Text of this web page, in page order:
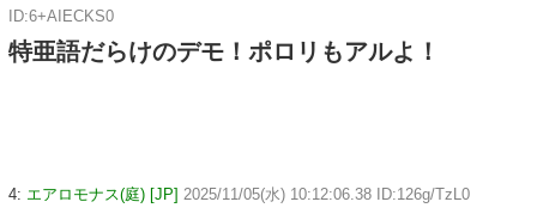
ID:6+AIECKS0
特亜語だらけのデモ！ポロリもアルよ！
4: エアロモナス(庭) [JP] 2025/11/05(水) 10:12:06.38 ID:126g/TzL0